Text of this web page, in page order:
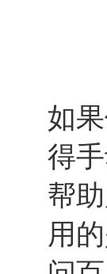
如
得
帮
用